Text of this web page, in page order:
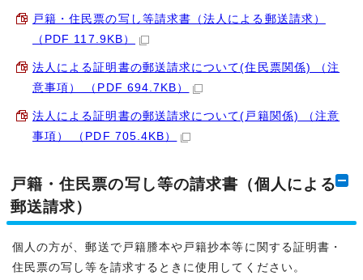
戸籍・住民票の写し等請求書（法人による郵送請求）
（PDF 117.9KB）
法人による証明書の郵送請求について(住民票関係) （注
意事項） （PDF 694.7KB）
法人による証明書の郵送請求について(戸籍関係) （注意
事項） （PDF 705.4KB）
戸籍・住民票の写し等の請求書（個人による
郵送請求）
個人の方が、郵送で戸籍謄本や戸籍抄本等に関する証明書・
住民票の写し等を請求するときに使用してください。